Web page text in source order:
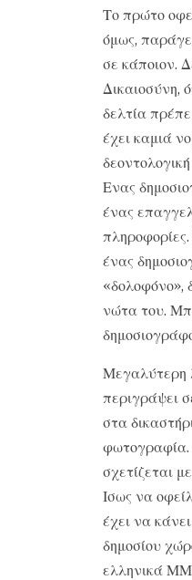
Το πρώτο
όμως,
σε κάποιον.
Δικαιοσύνη,
δελτία
έχει καμιά
Ενας
ένας
πληροφορίες.
ένας
«δολοφόνο»,
νώτα του.
Μεγαλύτερη
περιγράψει
στα
φωτογραφία.
σχετίζεται
Ισως να
έχει να
δημοσίου
ελληνικά